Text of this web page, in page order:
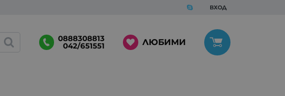
ВХОД
0888308813
042/651551 ЛЮБИМИ